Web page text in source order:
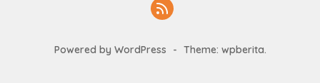
Powered by WordPress - Theme: wpberita.